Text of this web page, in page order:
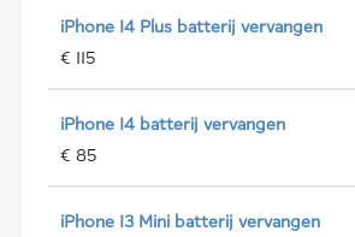
iPhone 14 Plus batterij vervangen
€ 115
iPhone 14 batterij vervangen
€ 85
iPhone 13 Mini batterij vervangen